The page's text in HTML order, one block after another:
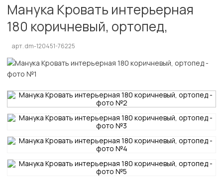
Манука Кровать интерьерная
180 коричневый, ортопед,
арт. dm-120451-76225